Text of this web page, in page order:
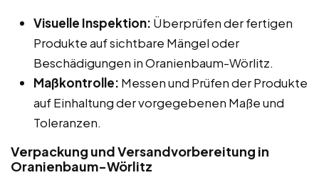
Visuelle Inspektion: Überprüfen der fertigen
Produkte auf sichtbare Mängel oder
Beschädigungen in Oranienbaum-Wörlitz.
Maßkontrolle: Messen und Prüfen der Produkte
auf Einhaltung der vorgegebenen Maße und
Toleranzen.
Verpackung und Versandvorbereitung in
Oranienbaum-Wörlitz